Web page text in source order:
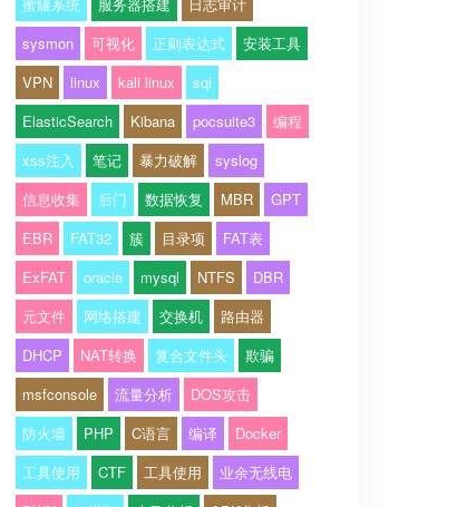
sysmon
可视化 正则表达式
安装工具
VPN
linux kali linux
sql
ElasticSearch
Kibana pocsuite3
编程
xss注入
笔记 暴力破解
syslog
信息收集
后门 数据恢复 MBR
GPT
EBR
FAT32 簇 目录项
FAT表
ExFAT
oracle mysql NTFS
DBR
元文件
网络搭建 交换机
路由器
DHCP
NAT转换 复合文件头
欺骗
msfconsole
流量分析
DOS攻击
防火墙
PHP C语言 编译
Docker
工具使用
CTF 工具使用
业余无线电